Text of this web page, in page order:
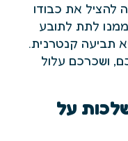
להציל את כבודו
לתת לתובע
תביעה קנטרנית.
ושכרכם עלול
על